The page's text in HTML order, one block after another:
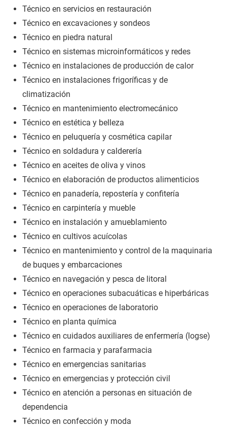
Técnico en servicios en restauración
Técnico en excavaciones y sondeos
Técnico en piedra natural
Técnico en sistemas microinformáticos y redes
Técnico en instalaciones de producción de calor
Técnico en instalaciones frigoríficas y de
climatización
Técnico en mantenimiento electromecánico
Técnico en estética y belleza
Técnico en peluquería y cosmética capilar
Técnico en soldadura y calderería
Técnico en aceites de oliva y vinos
Técnico en elaboración de productos alimenticios
Técnico en panadería, repostería y confitería
Técnico en carpintería y mueble
Técnico en instalación y amueblamiento
Técnico en cultivos acuícolas
Técnico en mantenimiento y control de la maquinaria
de buques y embarcaciones
Técnico en navegación y pesca de litoral
Técnico en operaciones subacuáticas e hiperbáricas
Técnico en operaciones de laboratorio
Técnico en planta química
Técnico en cuidados auxiliares de enfermería (logse)
Técnico en farmacia y parafarmacia
Técnico en emergencias sanitarias
Técnico en emergencias y protección civil
Técnico en atención a personas en situación de
dependencia
Técnico en confección y moda